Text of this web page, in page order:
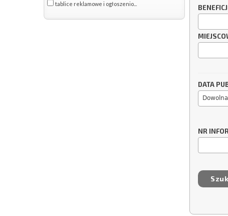
DATA
Dowolna
NR
tablice reklamowe i ogłoszenio...